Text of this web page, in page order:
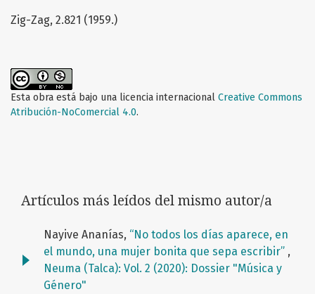
Zig-Zag, 2.821 (1959.)
Esta obra está bajo una licencia internacional Creative Commons
Atribución-NoComercial 4.0.
Artículos más leídos del mismo autor/a
Nayive Ananías, “No todos los días aparece, en
el mundo, una mujer bonita que sepa escribir” ,
Neuma (Talca): Vol. 2 (2020): Dossier "Música y
Género"